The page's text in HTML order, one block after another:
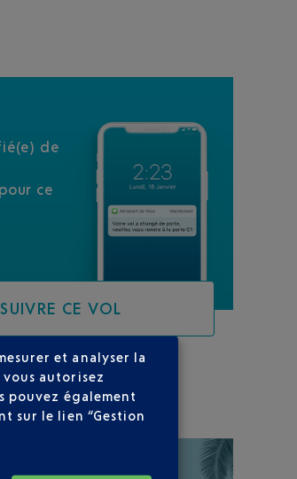
de
ce
SUIVRE CE VOL
et analyser la
autorisez
pouvez également
sur le lien “Gestion